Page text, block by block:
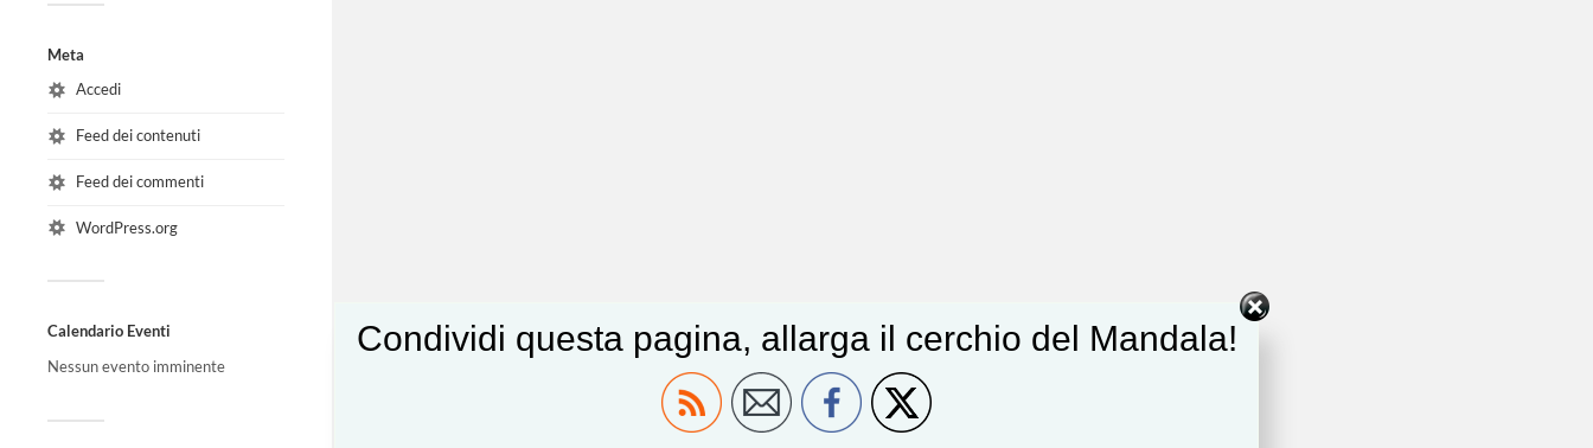
Meta
Accedi
Feed dei contenuti
Feed dei commenti
WordPress.org
Calendario Eventi
Nessun evento imminente
Condividi questa pagina, allarga il cerchio del Mandala!